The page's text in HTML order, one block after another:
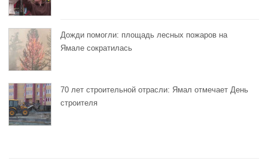
Дожди помогли: площадь лесных пожаров на
Ямале сократилась
70 лет строительной отрасли: Ямал отмечает День
строителя